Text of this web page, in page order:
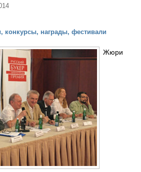
конкурсы, награды, фестивали
Жюри